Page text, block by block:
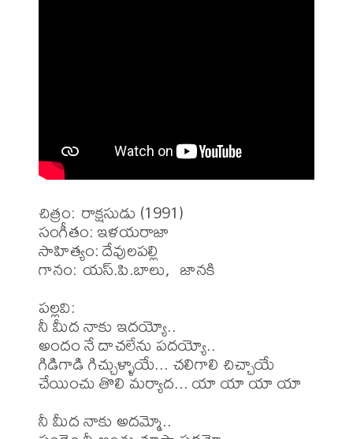
చిత్రం: రాక్షసుడు (1991)
సంగీతం: ఇళయరాజా
సాహిత్యం: దేవులపల్లి
గానం: యస్.పి.బాలు,  జానకి
పల్లవి:
నీ మీద నాకు ఇదయ్యో..
అందం నే దాచలేను పదయ్యో..
గిడిగాడి గిచ్చుళ్ళాయే... చలిగాలి చిచ్చాయే
చేయించు తొలి మర్యాద... యా యా యా యా
నీ మీద నాకు అదమ్మో..